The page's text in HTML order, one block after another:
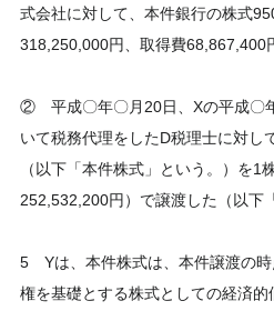
式会社に対して、本件銀行の株式
318,250,000円、取得費68,867,400
② 平成〇年〇月20日、Xの平成〇
いて税務代理をしたD税理士に対し
（以下「本件株式」という。）を1
252,532,200円）で譲渡した（以下
5 Yは、本件株式は、本件譲渡の時
権を基礎とする株式としての経済